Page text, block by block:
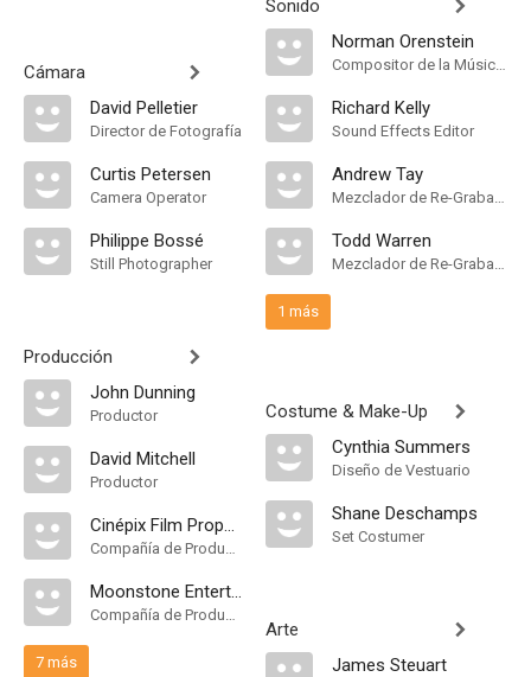
Cámara
David Pelletier
Director de Fotografía
Curtis Petersen
Camera Operator
Philippe Bossé
Still Photographer
Producción
John Dunning
Productor
David Mitchell
Productor
Cinépix Film Properties
Compañía de Produccion
Moonstone Entertainment
Compañía de Produccion
7 más
Sonido
Norman Orenstein
Compositor de la Música Original
Richard Kelly
Sound Effects Editor
Andrew Tay
Mezclador de Re-Grabación de Sonido
Todd Warren
Mezclador de Re-Grabación de Sonido
1 más
Costume & Make-Up
Cynthia Summers
Diseño de Vestuario
Shane Deschamps
Set Costumer
Arte
James Steuart